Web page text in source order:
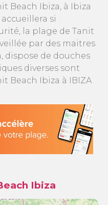
Beach Ibiza, à Ibiza
si
la plage de Tanit
par des maitres
dispose de douches
diverses sont
Beach Ibiza à IBIZA
Ibiza